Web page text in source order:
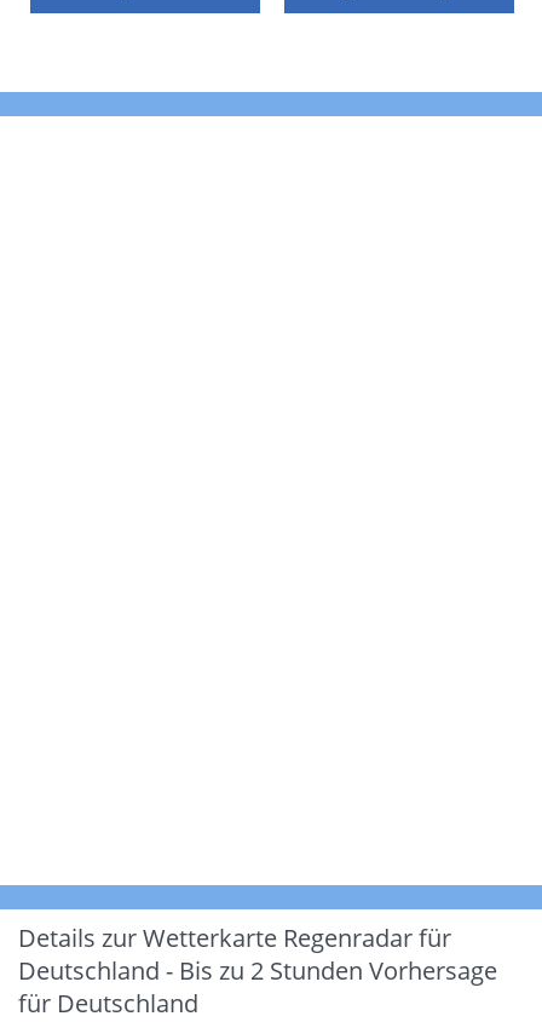
Details zur Wetterkarte Regenradar für
Deutschland - Bis zu 2 Stunden Vorhersage
für Deutschland